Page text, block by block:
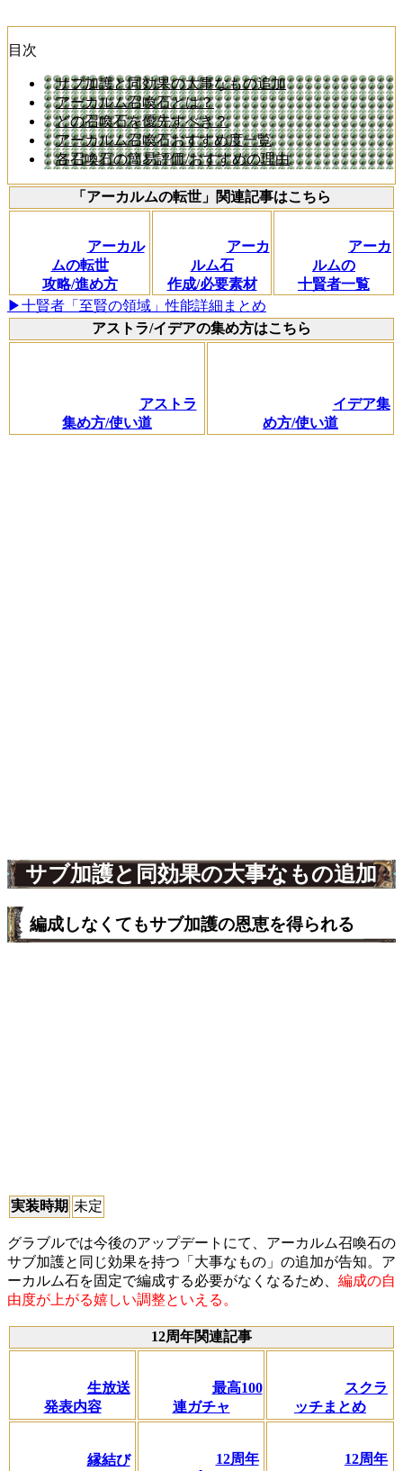
目次
サブ加護と同効果の大事なもの追加
アーカルム召喚石とは？
どの召喚石を優先すべき？
アーカルム召喚石おすすめ度一覧
各召喚石の簡易評価/おすすめの理由
「アーカルムの転世」関連記事はこちら
アーカル
ムの転世
攻略/進め方
アーカ
ルム石
作成/必要素材
アーカ
ルムの
十賢者一覧
▶十賢者「至賢の領域」性能詳細まとめ
アストラ/イデアの集め方はこちら
アストラ
集め方/使い道
イデア集
め方/使い道
サブ加護と同効果の大事なもの追加
編成しなくてもサブ加護の恩恵を得られる
実装時期 未定
グラブルでは今後のアップデートにて、アーカルム召喚石の
サブ加護と同じ効果を持つ「大事なもの」の追加が告知。ア
ーカルム石を固定で編成する必要がなくなるため、 編成の自
由度が上がる嬉しい調整といえる。
12周年関連記事
生放送
発表内容
最高100
連ガチャ
スクラ
ッチまとめ
縁結び
12周年
12周年